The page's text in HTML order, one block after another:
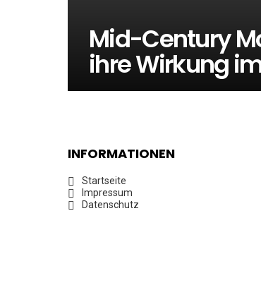
Mid-Century
ihre Wirkung
INFORMATIONEN
Startseite
Impressum
Datenschutz